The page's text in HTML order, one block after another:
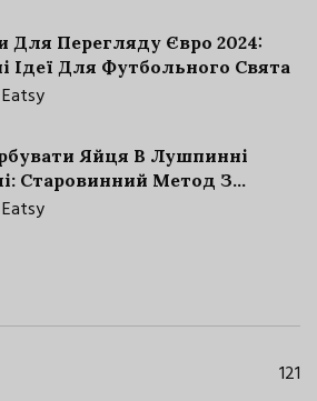
Для Перегляду Євро 2024:
Ідеї Для Футбольного Свята
Eatsy
Яйця В Лушпинні
Старовинний Метод З
Нюансами
Eatsy
121